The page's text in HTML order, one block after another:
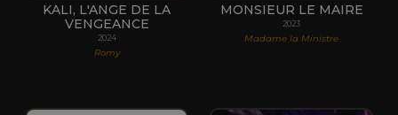
KALI, L'ANGE DE LA
VENGEANCE
2024
Romy
MONSIEUR LE MAIRE
2023
Madame la Ministre